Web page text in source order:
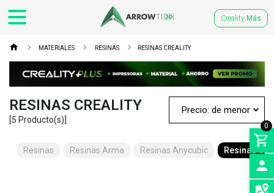
Creality Más
0
MATERIALES RESINAS RESINAS CREALITY
RESINAS CREALITY
[5 Producto(s)]
Resinas Resinas Arma Resinas Anycubic Resinas